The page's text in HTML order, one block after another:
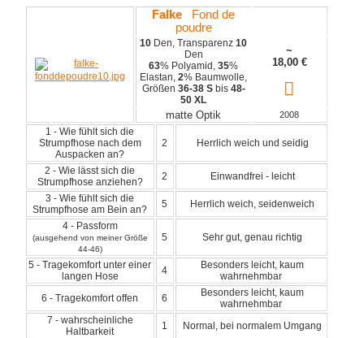
Falke Fond de
poudre
10 Den, Transparenz10
Den
63% Polyamid,35%
Elastan,2% Baumwolle,
Größen 36-38 Sbis 48-
50 XL
~
18,00€
matte Optik 2008
1 - Wie fühlt sich die
Strumpfhose nach dem
Auspacken an?
2 Herrlich weich und seidig
2 - Wie lässt sich die
Strumpfhose anziehen?
2
Einwandfrei - leicht
3 - Wie fühlt sich die
Strumpfhose am Bein an?
5
Herrlich weich, seidenweich
4 - Passform
(ausgehend von meiner Größe
44-46)
5 Sehr gut, genau richtig
5 - Tragekomfort unter einer
langen Hose
4
Besonders leicht, kaum
wahrnehmbar
6 - Tragekomfort offen
6
Besonders leicht, kaum
wahrnehmbar
7 - wahrscheinliche
Haltbarkeit
1
Normal, bei normalem Umgang